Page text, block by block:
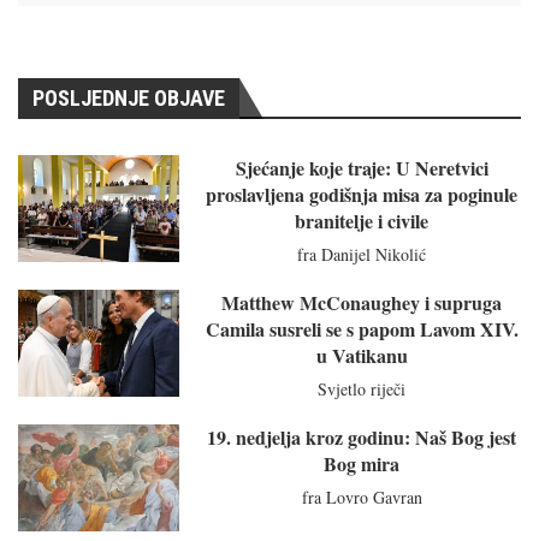
POSLJEDNJE OBJAVE
Sjećanje koje traje: U Neretvici
proslavljena godišnja misa za poginule
branitelje i civile
fra Danijel Nikolić
Matthew McConaughey i supruga
Camila susreli se s papom Lavom XIV.
u Vatikanu
Svjetlo riječi
19. nedjelja kroz godinu: Naš Bog jest
Bog mira
fra Lovro Gavran